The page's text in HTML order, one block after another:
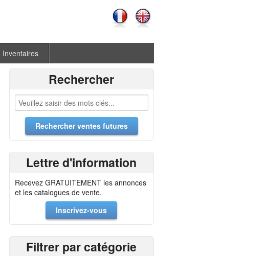
Inventaires
Rechercher
Lettre d'information
Recevez GRATUITEMENT les annonces
et les catalogues de vente.
Inscrivez-vous
Filtrer par catégorie